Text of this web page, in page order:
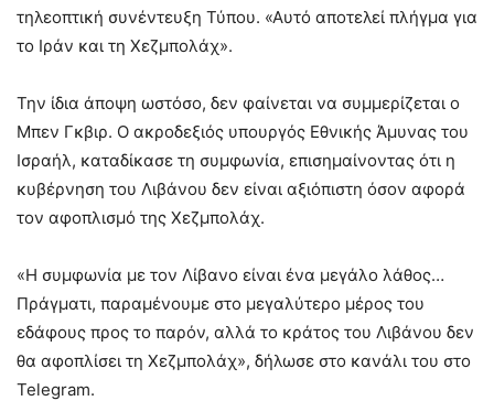
τηλεοπτική συνέντευξη Τύπου. «Αυτό αποτελεί πλήγμα για
το Ιράν και τη Χεζμπολάχ».
Την ίδια άποψη ωστόσο, δεν φαίνεται να συμμερίζεται ο
Μπεν Γκβιρ. Ο ακροδεξιός υπουργός Εθνικής Άμυνας του
Ισραήλ, καταδίκασε τη συμφωνία, επισημαίνοντας ότι η
κυβέρνηση του Λιβάνου δεν είναι αξιόπιστη όσον αφορά
τον αφοπλισμό της Χεζμπολάχ.
«Η συμφωνία με τον Λίβανο είναι ένα μεγάλο λάθος…
Πράγματι, παραμένουμε στο μεγαλύτερο μέρος του
εδάφους προς το παρόν, αλλά το κράτος του Λιβάνου δεν
θα αφοπλίσει τη Χεζμπολάχ», δήλωσε στο κανάλι του στο
Telegram.